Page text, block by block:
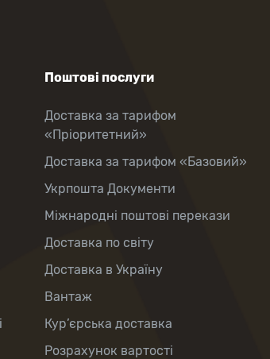
Поштові послуги
Доставка за тарифом
«Пріоритетний»
Доставка за тарифом «Базовий»
Укрпошта Документи
Міжнародні поштові перекази
Доставка по світу
Доставка в Україну
Вантаж
Кур’єрська доставка
Розрахунок вартості